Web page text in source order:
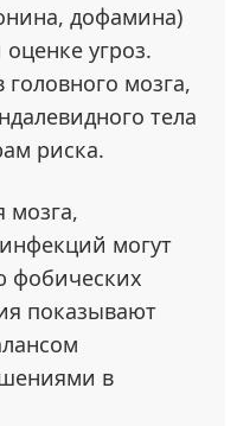
дофамина)
угроз.
мозга,
тела
риска.
мозга,
могут
фобических
показывают
в